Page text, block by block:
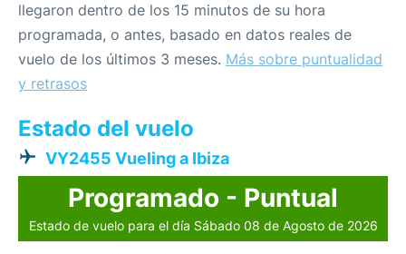
llegaron dentro de los 15 minutos de su hora
programada, o antes, basado en datos reales de
vuelo de los últimos 3 meses. Más sobre puntualidad
y retrasos
Estado del vuelo
VY2455 Vueling a Ibiza
Programado - Puntual
Estado de vuelo para el día Sábado 08 de Agosto de 2026